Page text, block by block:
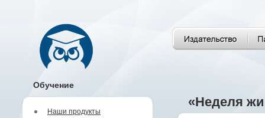
Обучение
Наши продукты
«Неделя